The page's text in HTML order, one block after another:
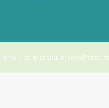
— truly premium WordPress